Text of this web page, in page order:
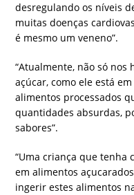
desregulando os níveis
muitas doenças
é mesmo um veneno”.
“Atualmente, não só
açúcar, como ele está
alimentos processados
quantidades absurdas,
sabores”.
“Uma criança que tenha
em alimentos
ingerir estes alimentos